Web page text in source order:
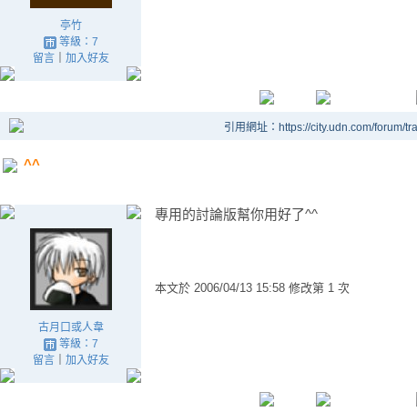
亭竹
等級：7
留言｜ 加入好友
引用網址：https://city.udn.com/forum/
^^
古月口或人韋
等級：7
留言｜ 加入好友
專用的討論版幫你用好了^^
本文於 2006/04/13 15:58 修改第 1 次